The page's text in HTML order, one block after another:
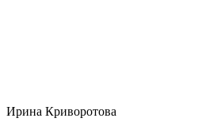
Ирина Криворотова